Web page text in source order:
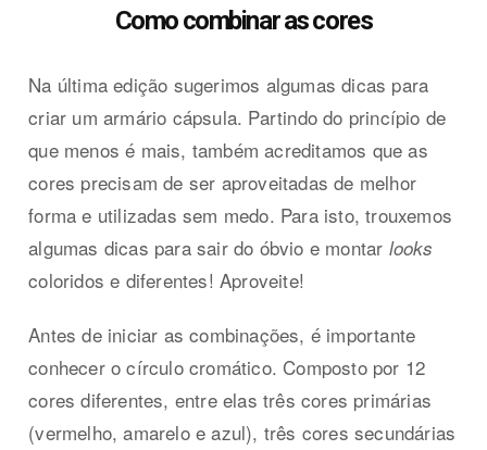
Como combinar as cores
Na última edição sugerimos algumas dicas para
criar um armário cápsula. Partindo do princípio de
que menos é mais, também acreditamos que as
cores precisam de ser aproveitadas de melhor
forma e utilizadas sem medo. Para isto, trouxemos
algumas dicas para sair do óbvio e montar looks
coloridos e diferentes! Aproveite!
Antes de iniciar as combinações, é importante
conhecer o círculo cromático. Composto por 12
cores diferentes, entre elas três cores primárias
(vermelho, amarelo e azul), três cores secundárias